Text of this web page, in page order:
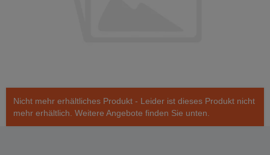
Nicht mehr erhältliches Produkt - Leider ist dieses Produkt nicht
mehr erhältlich. Weitere Angebote finden Sie unten.